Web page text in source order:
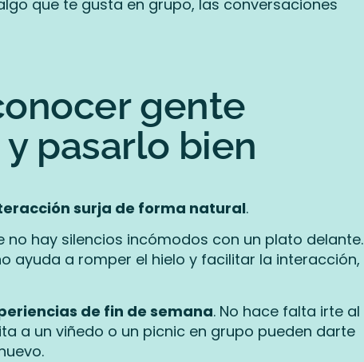
que te gusta en grupo, las conversaciones
gente
pasarlo bien
surja de forma natural.
hay silencios incómodos con un plato delante.
ayuda a romper el hielo y facilitar la interacción,
de fin de semana. No hace falta irte al
a un viñedo o un picnic en grupo pueden darte